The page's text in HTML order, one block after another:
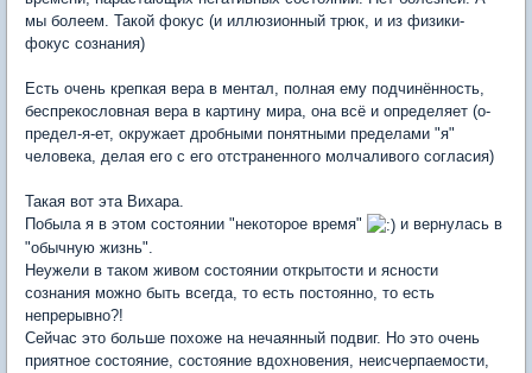
мы болеем. Такой фокус (и иллюзионный трюк, и из физики-
фокус сознания)
Есть очень крепкая вера в ментал, полная ему подчинённость,
беспрекословная вера в картину мира, она всё и определяет (о-
предел-я-ет, окружает дробными понятными пределами "я"
человека, делая его с его отстраненного молчаливого согласия)
Такая вот эта Вихара.
Побыла я в этом состоянии "некоторое время"
и вернулась в
"обычную жизнь".
Неужели в таком живом состоянии открытости и ясности
сознания можно быть всегда, то есть постоянно, то есть
непрерывно?!
Сейчас это больше похоже на нечаянный подвиг. Но это очень
приятное состояние, состояние вдохновения, неисчерпаемости,